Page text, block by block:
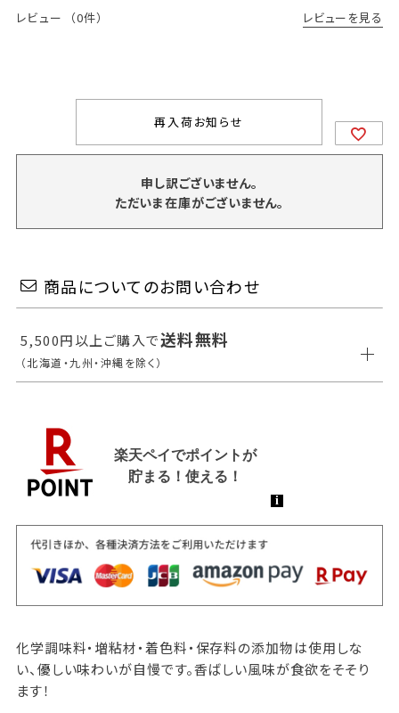
レビュー （0件） レビューを見る
再入荷お知らせ
申し訳ございません。
ただいま在庫がございません。
商品についてのお問い合わせ
5,500円以上ご購入で送料無料
（北海道・九州・沖縄を除く）
化学調味料・増粘材・着色料・保存料の添加物は使用しな
い、優しい味わいが自慢です。香ばしい風味が食欲をそそり
ます！